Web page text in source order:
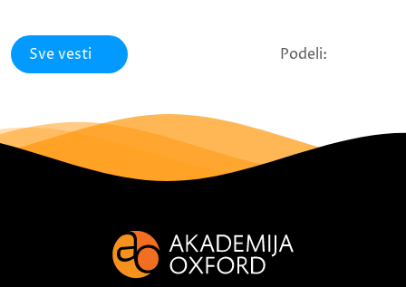
Sve vesti Podeli: